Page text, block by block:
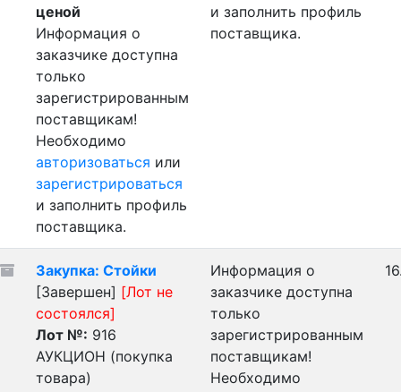
ценой
Информация о
заказчике доступна
только
зарегистрированным
поставщикам!
Необходимо
авторизоваться или
зарегистрироваться
и заполнить профиль
поставщика.
и заполнить профиль
поставщика.
Закупка: Стойки
[Завершен] [Лот не
состоялся]
Лот №: 916
АУКЦИОН (покупка
товара)
Информация о
заказчике доступна
только
зарегистрированным
поставщикам!
Необходимо